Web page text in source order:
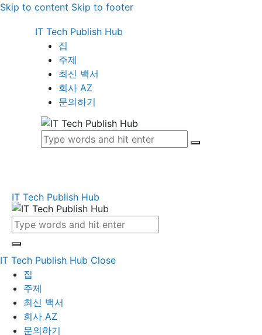
Skip to content Skip to footer
IT Tech Publish Hub
집
주제
최신 백서
회사 AZ
문의하기
IT Tech Publish Hub
IT Tech Publish Hub Close
집
주제
최신 백서
회사 AZ
문의하기